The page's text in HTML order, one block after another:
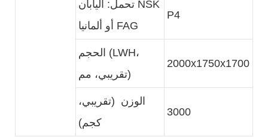
تحمل: اليابان NSK
أو ألمانيا FAG
P4
الحجم (LWH،
تقريبي، مم)
2000x1750x1700
الوزن (تقريبي،
كجم)
3000